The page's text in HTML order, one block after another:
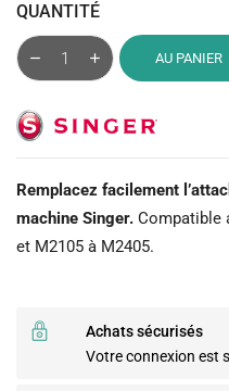
QUANTITÉ
AU PANIER
Remplacez facilement
machine Singer. Compatible
et M2105 à M2405.
Achats sécurisés
Votre connexion est